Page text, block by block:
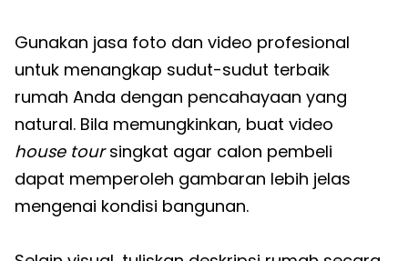
Gunakan jasa foto dan video profesional
untuk menangkap sudut-sudut terbaik
rumah Anda dengan pencahayaan yang
natural. Bila memungkinkan, buat video
house toursingkat agar calon pembeli
dapat memperoleh gambaran lebih jelas
mengenai kondisi bangunan.